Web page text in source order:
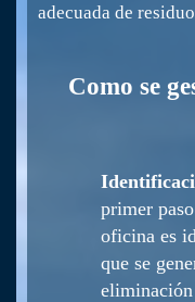
adecuada de
Como se
primer
oficina es
que se
eliminación